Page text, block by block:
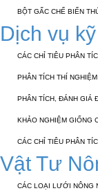
BỘT GẤC CHẾ BIẾN
Dịch vụ
CÁC CHỈ TIÊU PHÂN
PHÂN TÍCH THÍ
PHÂN TÍCH, ĐÁNH GIÁ
KHẢO NGHIỆM GIỐNG
CÁC CHỈ TIÊU PHÂN
Vật Tư
CÁC LOẠI LƯỚI NÔNG